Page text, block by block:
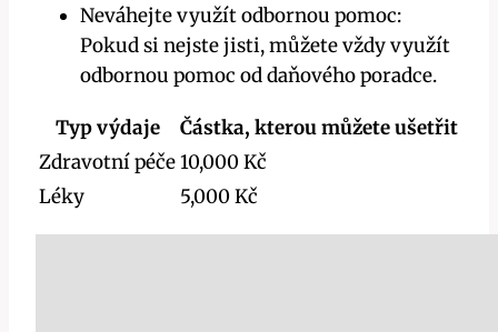
Neváhejte využít odbornou pomoc:
Pokud si nejste jisti, můžete vždy využít
odbornou pomoc od daňového poradce.
Typ výdaje
Částka, kterou můžete ušetřit
Zdravotní péče10,000 Kč
Léky
5,000 Kč